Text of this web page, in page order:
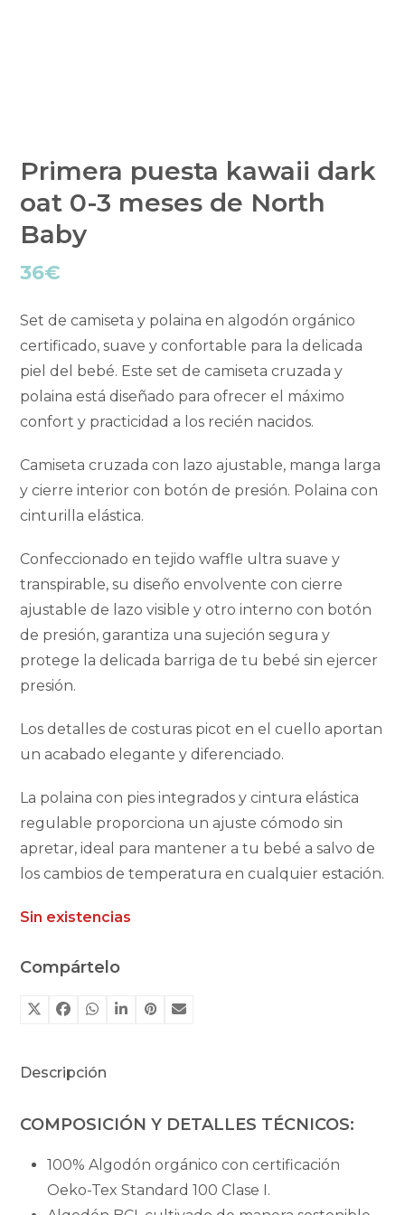
Primera puesta kawaii dark
oat 0-3 meses de North
Baby
36€
Set de camiseta y polaina en algodón orgánico
certificado, suave y confortable para la delicada
piel del bebé. Este set de camiseta cruzada y
polaina está diseñado para ofrecer el máximo
confort y practicidad a los recién nacidos.
Camiseta cruzada con lazo ajustable, manga larga
y cierre interior con botón de presión. Polaina con
cinturilla elástica.
Confeccionado en tejido waffle ultra suave y
transpirable, su diseño envolvente con cierre
ajustable de lazo visible y otro interno con botón
de presión, garantiza una sujeción segura y
protege la delicada barriga de tu bebé sin ejercer
presión.
Los detalles de costuras picot en el cuello aportan
un acabado elegante y diferenciado.
La polaina con pies integrados y cintura elástica
regulable proporciona un ajuste cómodo sin
apretar, ideal para mantener a tu bebé a salvo de
los cambios de temperatura en cualquier estación.
Sin existencias
Compártelo
Descripción
COMPOSICIÓN Y DETALLES TÉCNICOS:
100% Algodón orgánico con certificación
Oeko-Tex Standard 100 Clase I.